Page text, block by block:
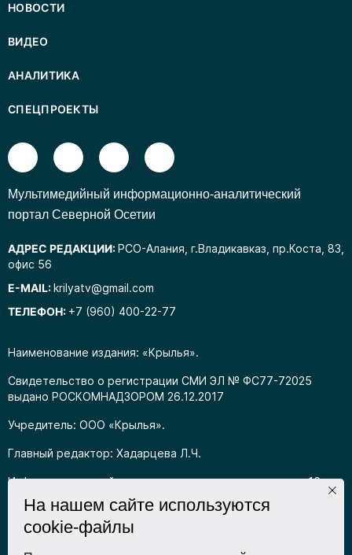
Наименование издания: «Крылья».
Свидетельство о регистрации СМИ ЭЛ № ФС77-72025
выдано РОСКОМНАДЗОРОМ 26.12.2017
Учредитель: ООО «Крылья».
Главный редактор: Хадарцева Л.Ч.
Информация на сайте предназначена для лиц старше 16
лет.
Все права на любые материалы, опубликованные на сайте,
защищены в соответствии с российским
НОВОСТИ
ВИДЕО
АНАЛИТИКА
СПЕЦПРОЕКТЫ
Mультимедийный информационно-аналитический
портал Северной Осетии
АДРЕС РЕДАКЦИИ:РСО-Алания, г.Владикавказ, пр.Коста, 83,
офис 56
E-MAIL:krilyatv@gmail.com
ТЕЛЕФОН: +7 (960) 400-22-77
На нашем сайте используются
cookie-файлы